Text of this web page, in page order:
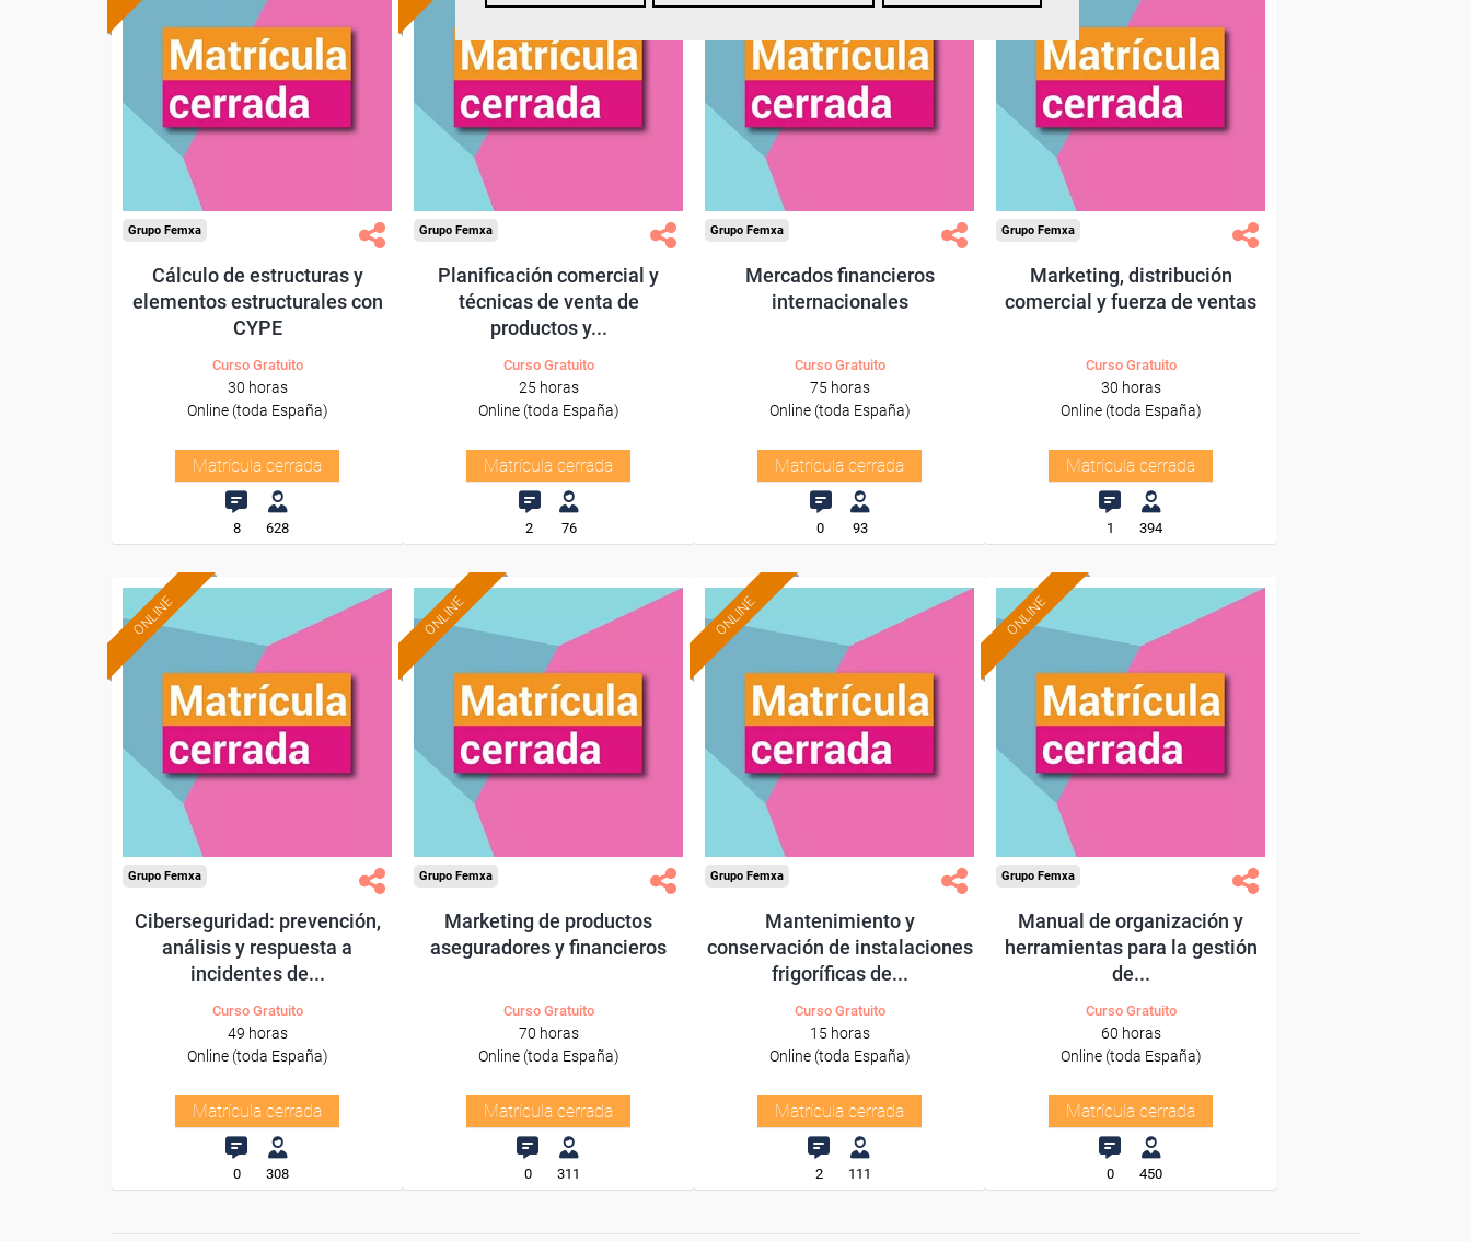
Grupo Femxa
Cálculo de estructuras y
elementos estructurales con
CYPE
Curso Gratuito
30 horas
Online (toda España)
Matrícula cerrada
8 628
Grupo Femxa
Planificación comercial y
técnicas de venta de
productos y...
Curso Gratuito
25 horas
Online (toda España)
Matrícula cerrada
2 76
Grupo Femxa
Mercados financieros
internacionales
Curso Gratuito
75 horas
Online (toda España)
Matrícula cerrada
0 93
Grupo Femxa
Marketing, distribución
comercial y fuerza de ventas
Curso Gratuito
30 horas
Online (toda España)
Matrícula cerrada
1 394
ONLINE
Grupo Femxa
Ciberseguridad: prevención,
análisis y respuesta a
incidentes de...
Curso Gratuito
49 horas
Online (toda España)
Matrícula cerrada
0 308
ONLINE
Grupo Femxa
Marketing de productos
aseguradores y financieros
Curso Gratuito
70 horas
Online (toda España)
Matrícula cerrada
0 311
ONLINE
Grupo Femxa
Mantenimiento y
conservación de instalaciones
frigoríficas de...
Curso Gratuito
15 horas
Online (toda España)
Matrícula cerrada
2 111
ONLINE
Grupo Femxa
Manual de organización y
herramientas para la gestión
de...
Curso Gratuito
60 horas
Online (toda España)
Matrícula cerrada
0 450